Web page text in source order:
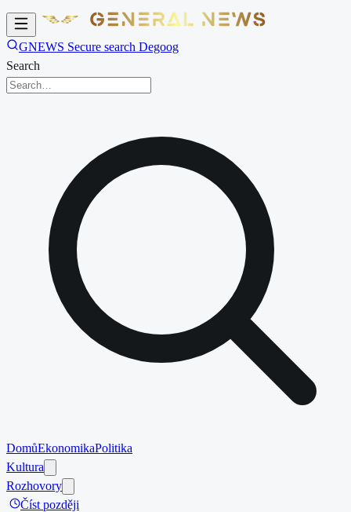
GNEWS Secure search Degoog
Search
DomůEkonomikaPolitika
Kultura
Rozhovory
Číst později